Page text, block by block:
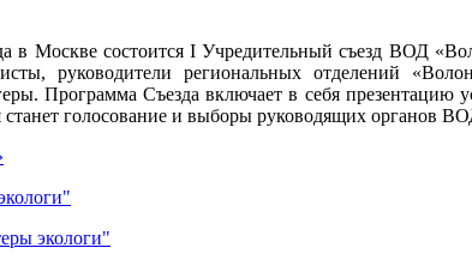
в Москве состоится I Учредительный съезд ВОД
руководители региональных отделений
Программа Съезда включает в себя
голосование и выборы руководящих органов
экологи"